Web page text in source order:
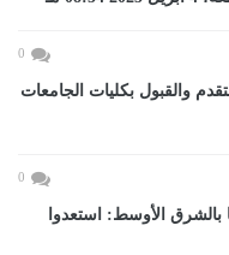
0
طريقة التقدم والقبول بكليات الجامعات
0
بالشرق الأوسط: استعدوا